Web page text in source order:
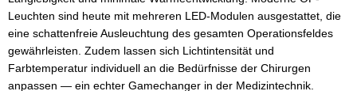
Leuchten sind heute mit mehreren LED-Modulen ausgestattet, die
eine schattenfreie Ausleuchtung des gesamten Operationsfeldes
gewährleisten. Zudem lassen sich Lichtintensität und
Farbtemperatur individuell an die Bedürfnisse der Chirurgen
anpassen — ein echter Gamechanger in der Medizintechnik.